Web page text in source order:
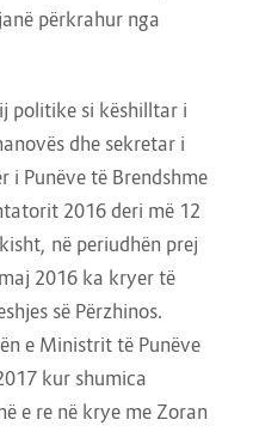
përkrahur nga
politike si këshilltar i
dhe sekretar i
i Punëve të Brendshme
2016 deri më 12
në periudhën prej
2016 ka kryer të
së Përzhinos.
e Ministrit të Punëve
kur shumica
e re në krye me Zoran